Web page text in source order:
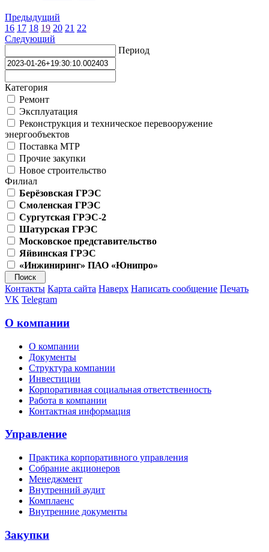
Предыдущий
16 17 18 19 20 21 22
Следующий
Период
Категория
Ремонт
Эксплуатация
Реконструкция и техническое перевооружение
энергообъектов
Поставка МТР
Прочие закупки
Новое строительство
Филиал
Берёзовская ГРЭС
Смоленская ГРЭС
Сургутская ГРЭС-2
Шатурская ГРЭС
Московское представительство
Яйвинская ГРЭС
«Инжиниринг» ПАО «Юнипро»
Контакты Карта сайта Наверх Написать сообщение Печать
VK Telegram
О компании
О компании
Документы
Структура компании
Инвестиции
Корпоративная социальная ответственность
Работа в компании
Контактная информация
Управление
Практика корпоративного управления
Собрание акционеров
Менеджмент
Внутренний аудит
Комплаенс
Внутренние документы
Закупки